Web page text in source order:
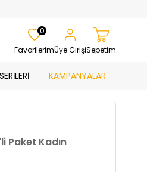
Favorilerim
0
Üye GirişiSepetim
KAMPANYALAR
Paket Kadın